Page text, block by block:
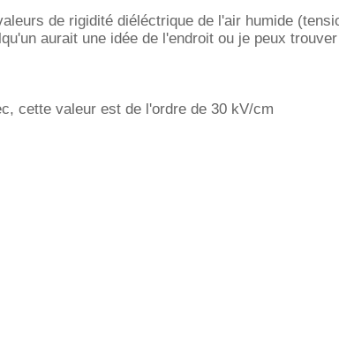
de rigidité diéléctrique de l'air humide
aurait une idée de l'endroit ou je peux
cette valeur est de l'ordre de 30 kV/cm